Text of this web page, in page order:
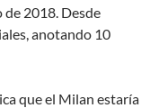
2018. Desde
anotando 10
que el Milan estaría